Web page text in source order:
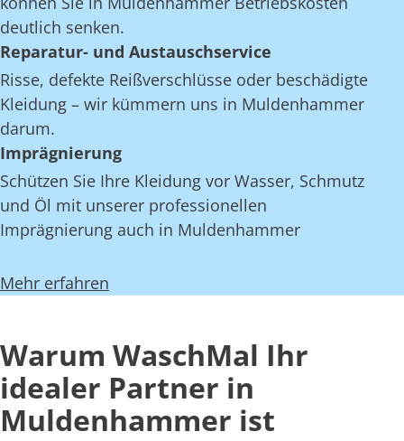
deutlich senken.
Reparatur- und Austauschservice
Risse, defekte Reißverschlüsse oder beschädigte
Kleidung – wir kümmern uns in Muldenhammer
darum.
Imprägnierung
Schützen Sie Ihre Kleidung vor Wasser, Schmutz
und Öl mit unserer professionellen
Imprägnierung auch in Muldenhammer
Mehr erfahren
Warum WaschMal Ihr
idealer Partner in
Muldenhammer ist